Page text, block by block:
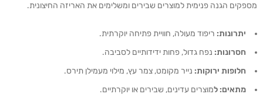
מספקים הגנה פנימית למוצרים שבירים ומשלימים את האריזה החיצונית.
יתרונות: ריפוד מעולה, חוויית פתיחה יוקרתית.
חסרונות: נפח גדול, פחות ידידותיים לסביבה.
חלופות ירוקות: נייר מקומט, צמר עץ, מילוי מעמילן תירס.
מתאים: למוצרים עדינים, שבירים או יוקרתיים.